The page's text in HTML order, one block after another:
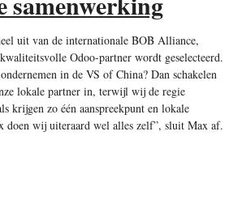
uit van de internationale BOB Alliance,
Odoo-partner wordt geselecteerd.
in de VS of China? Dan schakelen
lokale partner in, terwijl wij de regie
krijgen zo één aanspreekpunt en lokale
doen wij uiteraard wel alles zelf”, sluit Max af.